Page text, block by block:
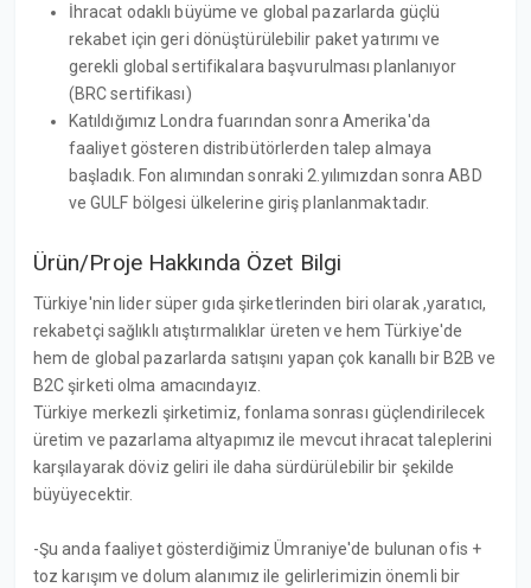
İhracat odaklı büyüme ve global pazarlarda güçlü
rekabet için geri dönüştürülebilir paket yatırımı ve
gerekli global sertifikalara başvurulması planlanıyor
(BRC sertifikası)
Katıldığımız Londra fuarından sonra Amerika'da
faaliyet gösteren distribütörlerden talep almaya
başladık. Fon alımından sonraki 2.yılımızdan sonra ABD
ve GULF bölgesi ülkelerine giriş planlanmaktadır.
Ürün/Proje Hakkında Özet Bilgi
Türkiye'nin lider süper gıda şirketlerinden biri olarak ,yaratıcı,
rekabetçi sağlıklı atıştırmalıklar üreten ve hem Türkiye'de
hem de global pazarlarda satışını yapan çok kanallı bir B2B ve
B2C şirketi olma amacındayız.
Türkiye merkezli şirketimiz, fonlama sonrası güçlendirilecek
üretim ve pazarlama altyapımız ile mevcut ihracat taleplerini
karşılayarak döviz geliri ile daha sürdürülebilir bir şekilde
büyüyecektir.
-Şu anda faaliyet gösterdiğimiz Ümraniye'de bulunan ofis +
toz karışım ve dolum alanımız ile gelirlerimizin önemli bir